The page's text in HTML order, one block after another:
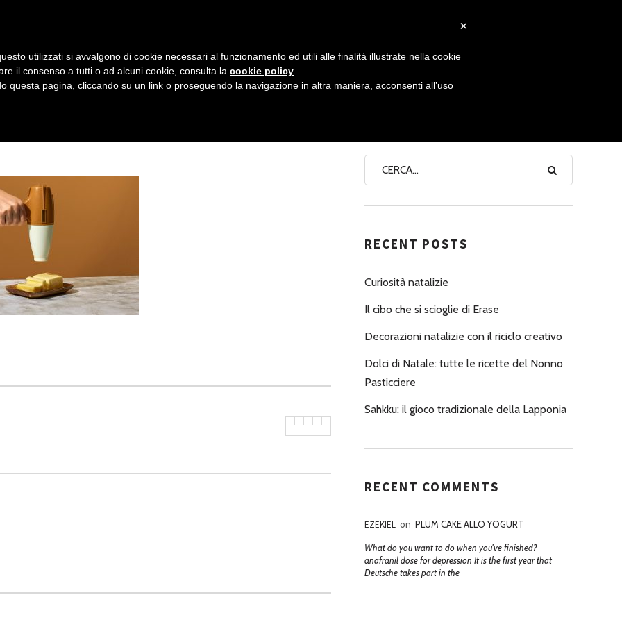
A
V
G
E
P
N
P
NONNO PASTICCIERE
SI ROMPE
RECENT POSTS
Curiosità natalizie
Il cibo che si scioglie di Erase
Decorazioni natalizie con il riciclo creativo
Dolci di Natale: tutte le ricette del Nonno
Pasticciere
Sahkku: il gioco tradizionale della Lapponia
RECENT COMMENTS
EZEKIEL on PLUM CAKE ALLO YOGURT
What do you want to do when you've finished?
anafranil dose for depression It is the first year that
Deutsche takes part in the
×
utilizzati si avvalgono di cookie necessari al funzionamento ed utili alle finalità illustrate nella cookie
il consenso a tutti o ad alcuni cookie, consulta la cookie policy
questa pagina, cliccando su un link o proseguendo la navigazione in altra maniera, acconsenti all’uso